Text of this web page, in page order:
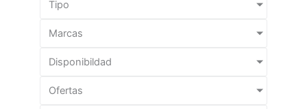
Tipo
Marcas
Disponibildad
Ofertas